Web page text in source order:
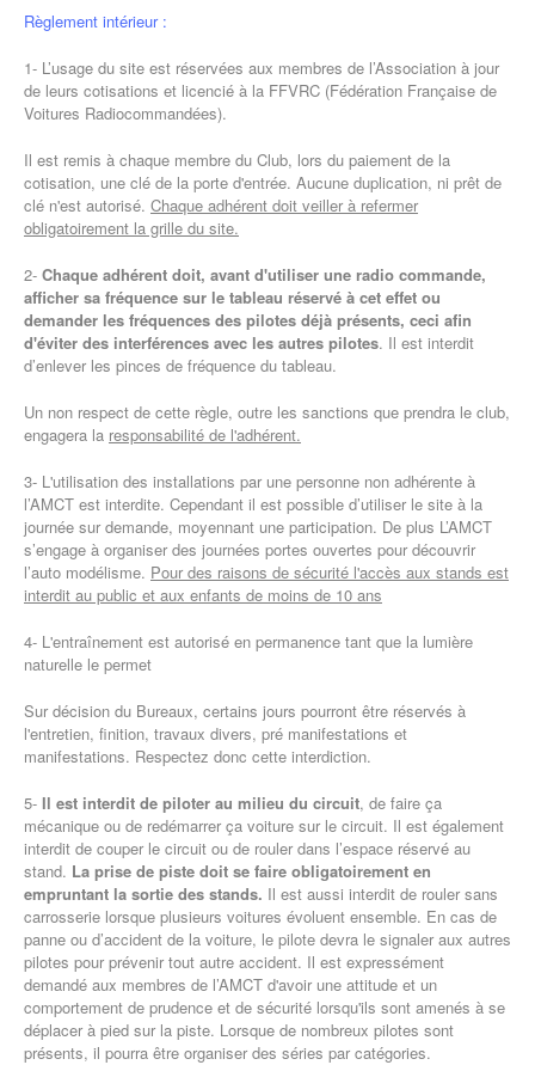
Règlement intérieur :
1- L’usage du site est réservées aux membres de l’Association à jour
de leurs cotisations et licencié à la FFVRC (Fédération Française de
Voitures Radiocommandées).
Il est remis à chaque membre du Club, lors du paiement de la
cotisation, une clé de la porte d'entrée. Aucune duplication, ni prêt de
clé n'est autorisé. Chaque adhérent doit veiller à refermer
obligatoirement la grille du site.
2- Chaque adhérent doit, avant d'utiliser une radio commande,
afficher sa fréquence sur le tableau réservé à cet effet ou
demander les fréquences des pilotes déjà présents, ceci afin
d'éviter des interférences avec les autres pilotes. Il est interdit
d’enlever les pinces de fréquence du tableau.
Un non respect de cette règle, outre les sanctions que prendra le club,
engagera la responsabilité de l'adhérent.
3- L'utilisation des installations par une personne non adhérente à
l’AMCT est interdite. Cependant il est possible d’utiliser le site à la
journée sur demande, moyennant une participation. De plus L’AMCT
s’engage à organiser des journées portes ouvertes pour découvrir
l’auto modélisme. Pour des raisons de sécurité l'accès aux stands est
interdit au public et aux enfants de moins de 10 ans
4- L'entraînement est autorisé en permanence tant que la lumière
naturelle le permet
Sur décision du Bureaux, certains jours pourront être réservés à
l'entretien, finition, travaux divers, pré manifestations et
manifestations. Respectez donc cette interdiction.
5- Il est interdit de piloter au milieu du circuit, de faire ça
mécanique ou de redémarrer ça voiture sur le circuit. Il est également
interdit de couper le circuit ou de rouler dans l’espace réservé au
stand. La prise de piste doit se faire obligatoirement en
empruntant la sortie des stands. Il est aussi interdit de rouler sans
carrosserie lorsque plusieurs voitures évoluent ensemble. En cas de
panne ou d’accident de la voiture, le pilote devra le signaler aux autres
pilotes pour prévenir tout autre accident. Il est expressément
demandé aux membres de l’AMCT d'avoir une attitude et un
comportement de prudence et de sécurité lorsqu'ils sont amenés à se
déplacer à pied sur la piste. Lorsque de nombreux pilotes sont
présents, il pourra être organiser des séries par catégories.